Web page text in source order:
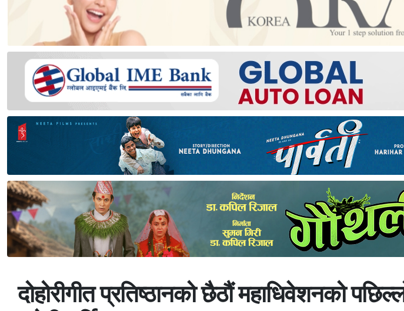
दोहोरीगीत प्रतिष्ठानको छैठौं महाधिवेशनको